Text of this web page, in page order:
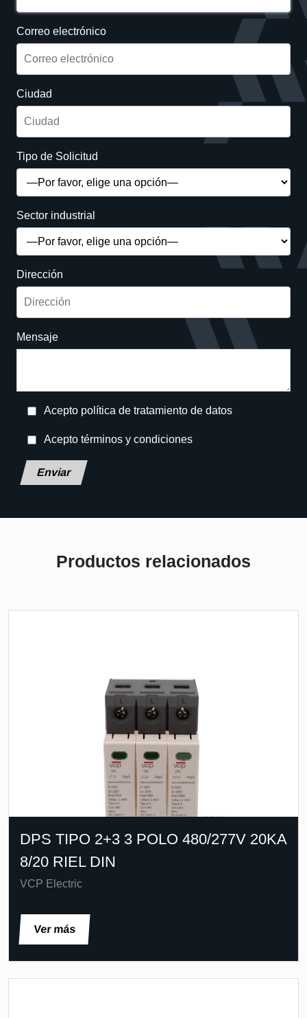
Correo electrónico
Ciudad
Tipo de Solicitud
Sector industrial
Dirección
Mensaje
Acepto política de tratamiento de datos
Acepto términos y condiciones
Deja este campo en blanco, por favor.
Productos relacionados
DPS TIPO 2+3 3 POLO 480/277V 20KA
8/20 RIEL DIN
VCP Electric
Ver más